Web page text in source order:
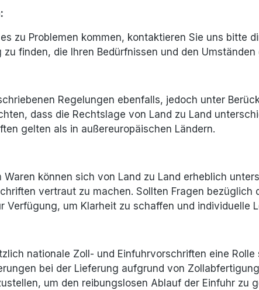
zu Problemen kommen, kontaktieren Sie uns bitte
finden, die Ihren Bedürfnissen und den
Regelungen ebenfalls, jedoch unter
dass die Rechtslage von Land zu Land
gelten als in außereuropäischen Ländern.
können sich von Land zu Land erheblich
vertraut zu machen. Sollten Fragen
um Klarheit zu schaffen und individuelle
nationale Zoll- und Einfuhrvorschriften eine
bei der Lieferung aufgrund von
um den reibungslosen Ablauf der Einfuhr zu